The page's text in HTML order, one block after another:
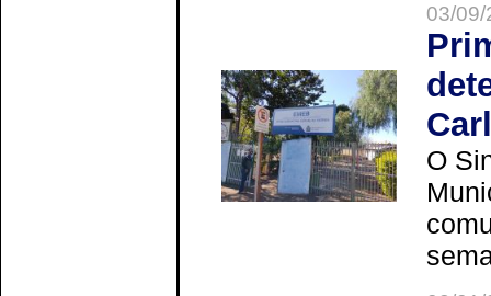
03/
O